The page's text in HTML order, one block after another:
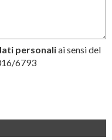
personaliai sensi del
6793